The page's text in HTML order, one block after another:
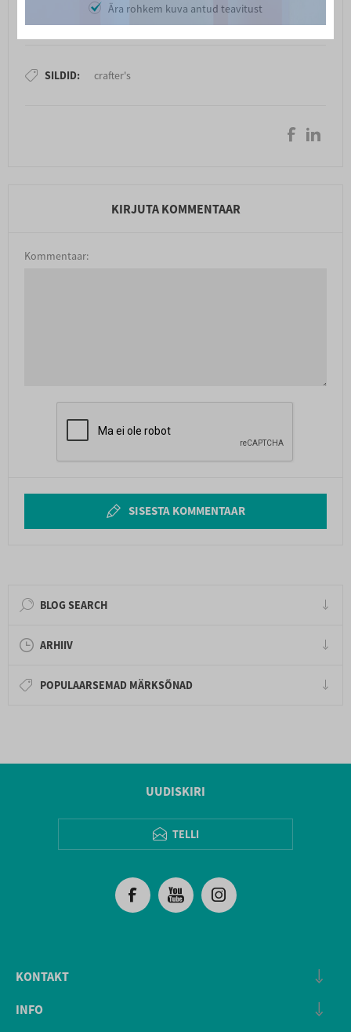
SILDID: crafter's
KIRJUTA KOMMENTAAR
Kommentaar:
SISESTA KOMMENTAAR
BLOG SEARCH
ARHIIV
POPULAARSEMAD MÄRKSÕNAD
UUDISKIRI
TELLI
KONTAKT
INFO
Ära rohkem kuva antud teavitust